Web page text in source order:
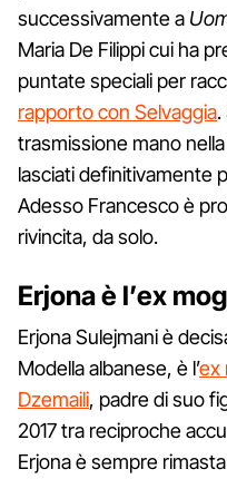
successivamente a
Maria De Filippi cui ha
puntate speciali per
rapporto con Selvaggia.
trasmissione mano
lasciati definitivamente
Adesso Francesco è
rivincita, da solo.
Erjona è l’ex
Erjona Sulejmani è
Modella albanese, è l’ex
Dzemaili, padre di suo
2017 tra reciproche
Erjona è sempre